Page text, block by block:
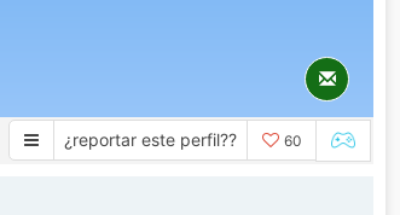
¿reportar este perfil?? 60